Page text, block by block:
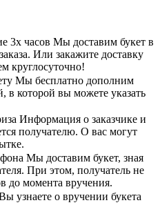
3х часов Мы доставим букет в
Или закажите доставку
круглосуточно!
Мы бесплатно дополним
в которой вы можете указать
Информация о заказчике и
получателю. О вас могут
Мы доставим букет, зная
При этом, получатель не
до момента вручения.
узнаете о вручении букета